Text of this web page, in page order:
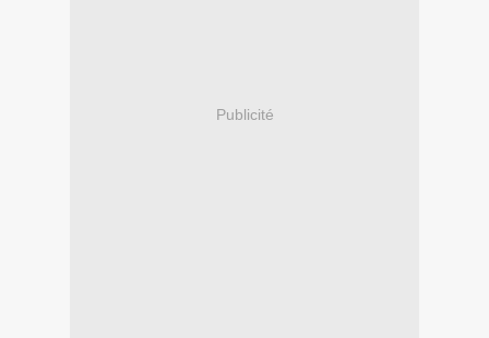
Publicité